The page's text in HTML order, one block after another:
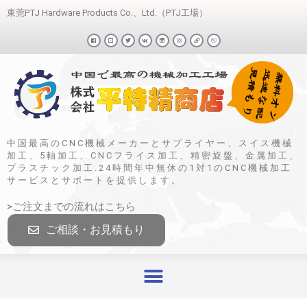
東莞PTJ Hardware Products Co.、Ltd.（PTJ工場）
中国最高のCNC機械メーカーとサプライヤー、スイス機械
加工、5軸加工、CNCフライス加工、精密旋盤、金属加工、
プラスチック加工.24時間年中無休の1対1のCNC機械加工
サービスとサポートを提供します。
>ご注文までの流れはこちら
ご相談・お見積もり